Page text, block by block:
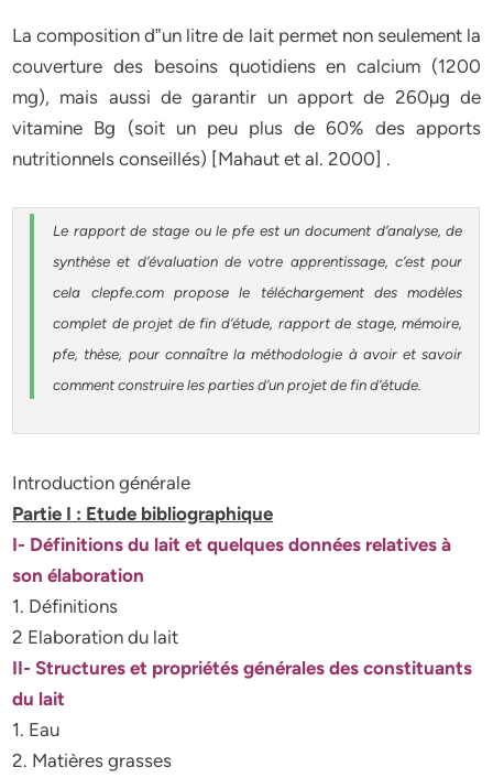
La composition d‟un litre de lait permet non seulement la
couverture des besoins quotidiens en calcium (1200
mg), mais aussi de garantir un apport de 260µg de
vitamine Bg (soit un peu plus de 60% des apports
nutritionnels conseillés) [Mahaut et al. 2000] .
Le rapport de stage ou le pfe est un document d’analyse, de
synthèse et d’évaluation de votre apprentissage, c’est pour
cela clepfe.com propose le téléchargement des modèles
complet de projet de fin d’étude, rapport de stage, mémoire,
pfe, thèse, pour connaître la méthodologie à avoir et savoir
comment construire les parties d’un projet de fin d’étude.
Introduction générale
Partie I : Etude bibliographique
I- Définitions du lait et quelques données relatives à
son élaboration
1. Définitions
2 Elaboration du lait
II- Structures et propriétés générales des constituants
du lait
1. Eau
2. Matières grasses